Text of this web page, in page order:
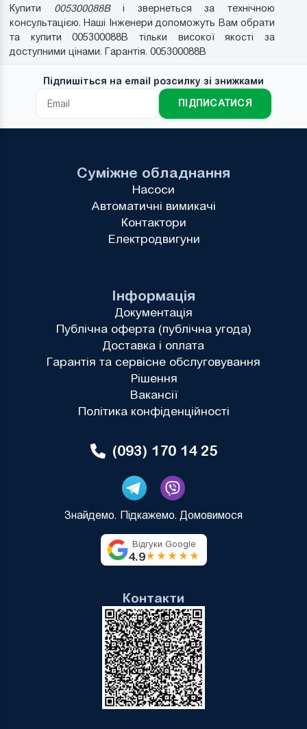
Купити 005300088Bі звернеться за технічною
консультацією. Наші Інженери допоможуть Вам обрати
та купити 005300088B тільки високої якості за
доступними цінами. Гарантія. 005300088B
Підпишіться на email розсилку зі знижками
ПІДПИСАТИСЯ
Інформація
Документація
Публічна оферта (публічна угода)
Доставка і оплата
Гарантія та сервісне обслуговування
Рішення
Вакансії
Політика конфіденційності
Суміжне обладнання
Насоси
Автоматичні вимикачі
Контактори
Електродвигуни
(093) 170 14 25
Знайдемо. Підкажемо. Домовимося
Відгуки Google
4.9★★★★★
Контакти